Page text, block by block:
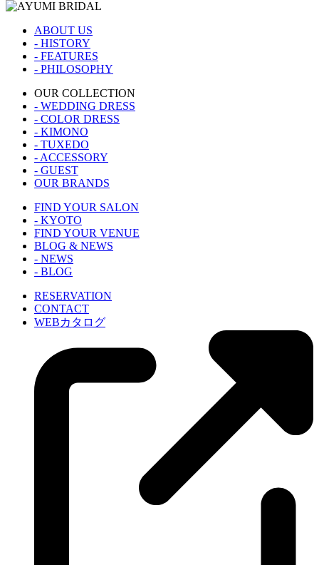
ABOUT US
- HISTORY
- FEATURES
- PHILOSOPHY
OUR COLLECTION
- WEDDING DRESS
- COLOR DRESS
- KIMONO
- TUXEDO
- ACCESSORY
- GUEST
OUR BRANDS
FIND YOUR SALON
- KYOTO
FIND YOUR VENUE
BLOG & NEWS
- NEWS
- BLOG
RESERVATION
CONTACT
WEBカタログ